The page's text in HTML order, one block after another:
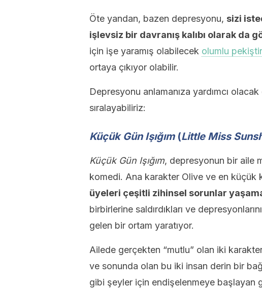
Öte yandan, bazen depresyonu, sizi
işlevsiz bir davranış kalıbı olarak da
için işe yaramış olabilecek olumlu
ortaya çıkıyor olabilir.
Depresyonu anlamanıza yardımcı
sıralayabiliriz:
Küçük Gün Işığım(Little Miss
Küçük Gün Işığım, depresyonun bir aile
komedi. Ana karakter Olive ve en küçük
üyeleri çeşitli zihinsel sorunlar
birbirlerine saldırdıkları ve
gelen bir ortam yaratıyor.
Ailede gerçekten “mutlu” olan iki
ve sonunda olan bu iki insan derin bir
gibi şeyler için endişelenmeye başlayan